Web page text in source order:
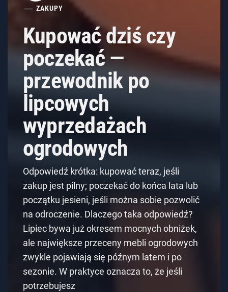
ZAKUPY
Kupować dziś czy
poczekać —
przewodnik po
lipcowych
wyprzedażach
ogrodowych
Odpowiedź krótka: kupować teraz, jeśli
zakup jest pilny; poczekać do końca lata lub
początku jesieni, jeśli można sobie pozwolić
na odroczenie. Dlaczego taka odpowiedź?
Lipiec bywa już okresem mocnych obniżek,
ale największe przeceny mebli ogrodowych
zwykle pojawiają się późnym latem i po
sezonie. W praktyce oznacza to, że jeśli
potrzebujesz